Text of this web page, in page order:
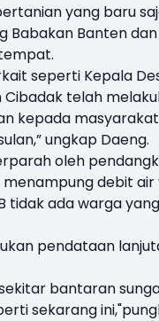
yang baru
Banten
seperti Kepala
telah
kepada
ungkap Daeng.
oleh
debit air
ada warga
pendataan
bantaran
sekarang